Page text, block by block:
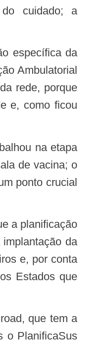
cuidado; a
Ambulatorial
rede, porque
e, como ficou
de vacina; o
ponto crucial
da
e, por conta
Estados que
o PlanificaSus